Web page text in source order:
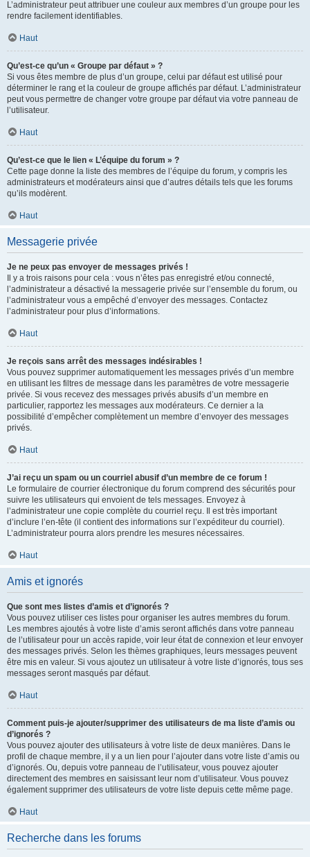
L’administrateur peut attribuer une couleur aux membres d’un groupe pour les
rendre facilement identifiables.
Haut
Qu’est-ce qu’un « Groupe par défaut » ?
Si vous êtes membre de plus d’un groupe, celui par défaut est utilisé pour
déterminer le rang et la couleur de groupe affichés par défaut. L’administrateur
peut vous permettre de changer votre groupe par défaut via votre panneau de
l’utilisateur.
Haut
Qu’est-ce que le lien « L’équipe du forum » ?
Cette page donne la liste des membres de l’équipe du forum, y compris les
administrateurs et modérateurs ainsi que d’autres détails tels que les forums
qu’ils modèrent.
Haut
Messagerie privée
Je ne peux pas envoyer de messages privés !
Il y a trois raisons pour cela : vous n’êtes pas enregistré et/ou connecté,
l’administrateur a désactivé la messagerie privée sur l’ensemble du forum, ou
l’administrateur vous a empêché d’envoyer des messages. Contactez
l’administrateur pour plus d’informations.
Haut
Je reçois sans arrêt des messages indésirables !
Vous pouvez supprimer automatiquement les messages privés d’un membre
en utilisant les filtres de message dans les paramètres de votre messagerie
privée. Si vous recevez des messages privés abusifs d’un membre en
particulier, rapportez les messages aux modérateurs. Ce dernier a la
possibilité d’empêcher complètement un membre d’envoyer des messages
privés.
Haut
J’ai reçu un spam ou un courriel abusif d’un membre de ce forum !
Le formulaire de courrier électronique du forum comprend des sécurités pour
suivre les utilisateurs qui envoient de tels messages. Envoyez à
l’administrateur une copie complète du courriel reçu. Il est très important
d’inclure l’en-tête (il contient des informations sur l’expéditeur du courriel).
L’administrateur pourra alors prendre les mesures nécessaires.
Haut
Amis et ignorés
Que sont mes listes d’amis et d’ignorés ?
Vous pouvez utiliser ces listes pour organiser les autres membres du forum.
Les membres ajoutés à votre liste d’amis seront affichés dans votre panneau
de l’utilisateur pour un accès rapide, voir leur état de connexion et leur envoyer
des messages privés. Selon les thèmes graphiques, leurs messages peuvent
être mis en valeur. Si vous ajoutez un utilisateur à votre liste d’ignorés, tous ses
messages seront masqués par défaut.
Haut
Comment puis-je ajouter/supprimer des utilisateurs de ma liste d’amis ou
d’ignorés ?
Vous pouvez ajouter des utilisateurs à votre liste de deux manières. Dans le
profil de chaque membre, il y a un lien pour l’ajouter dans votre liste d’amis ou
d’ignorés. Ou, depuis votre panneau de l’utilisateur, vous pouvez ajouter
directement des membres en saisissant leur nom d’utilisateur. Vous pouvez
également supprimer des utilisateurs de votre liste depuis cette même page.
Haut
Recherche dans les forums